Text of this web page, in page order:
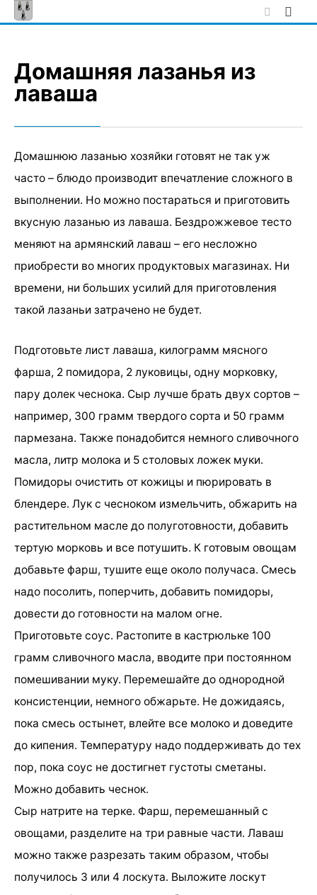
Skip
to
Домашняя лазанья из
лаваша
Домашнюю лазанью хозяйки готовят не так уж
часто – блюдо производит впечатление сложного в
выполнении. Но можно постараться и приготовить
вкусную лазанью из лаваша. Бездрожжевое тесто
меняют на армянский лаваш – его несложно
приобрести во многих продуктовых магазинах. Ни
времени, ни больших усилий для приготовления
такой лазаньи затрачено не будет.
Подготовьте лист лаваша, килограмм мясного
фарша, 2 помидора, 2 луковицы, одну морковку,
пару долек чеснока. Сыр лучше брать двух сортов –
например, 300 грамм твердого сорта и 50 грамм
пармезана. Также понадобится немного сливочного
масла, литр молока и 5 столовых ложек муки.
Помидоры очистить от кожицы и пюрировать в
блендере. Лук с чесноком измельчить, обжарить на
растительном масле до полуготовности, добавить
тертую морковь и все потушить. К готовым овощам
добавьте фарш, тушите еще около получаса. Смесь
надо посолить, поперчить, добавить помидоры,
довести до готовности на малом огне.
Приготовьте соус. Растопите в кастрюльке 100
грамм сливочного масла, вводите при постоянном
помешивании муку. Перемешайте до однородной
консистенции, немного обжарьте. Не дожидаясь,
пока смесь остынет, влейте все молоко и доведите
до кипения. Температуру надо поддерживать до тех
пор, пока соус не достигнет густоты сметаны.
Можно добавить чеснок.
Сыр натрите на терке. Фарш, перемешанный с
овощами, разделите на три равные части. Лаваш
можно также разрезать таким образом, чтобы
получилось 3 или 4 лоскута. Выложите лоскут